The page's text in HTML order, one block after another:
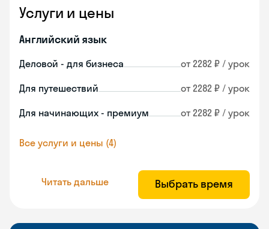
Услуги и цены
Английский язык
Деловой - для бизнеса от 2282 ₽ / урок
Для путешествий от 2282 ₽ / урок
Для начинающих - премиум от 2282 ₽ / урок
Все услуги и цены (4)
Читать дальше Выбрать время